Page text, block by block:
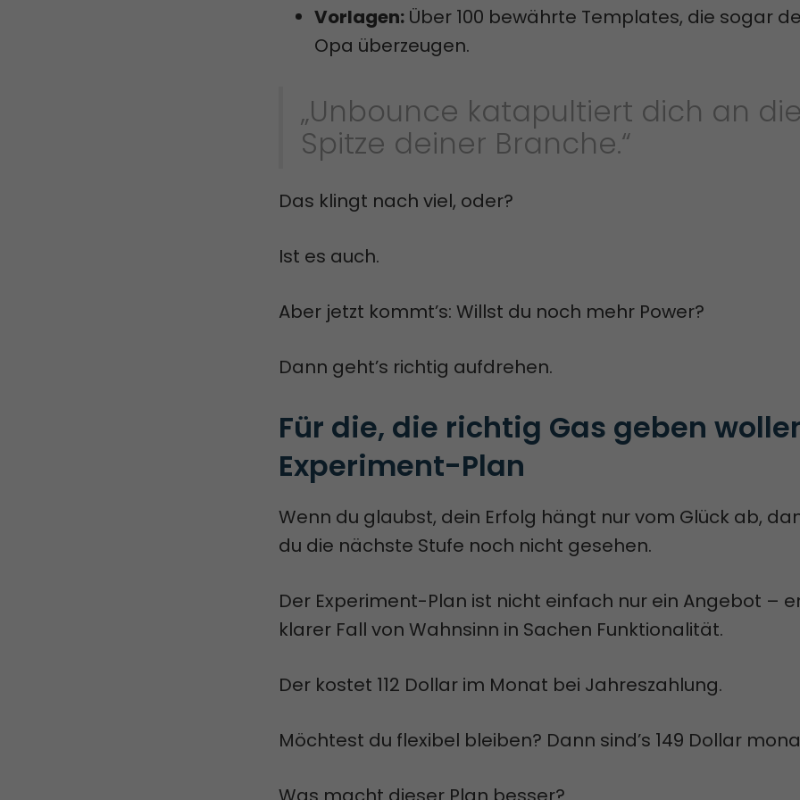
Vorlagen: Über 100 bewährte Templates, die sogar
Opa überzeugen.
„Unbounce katapultiert dich an die
Spitze deiner Branche.“
Das klingt nach viel, oder?
Ist es auch.
Aber jetzt kommt’s: Willst du noch mehr Power?
Dann geht’s richtig aufdrehen.
Für die, die richtig Gas geben
Experiment-Plan
Wenn du glaubst, dein Erfolg hängt nur vom Glück ab,
du die nächste Stufe noch nicht gesehen.
Der Experiment-Plan ist nicht einfach nur ein Angebot –
klarer Fall von Wahnsinn in Sachen Funktionalität.
Der kostet 112 Dollar im Monat bei Jahreszahlung.
Möchtest du flexibel bleiben? Dann sind’s 149 Dollar